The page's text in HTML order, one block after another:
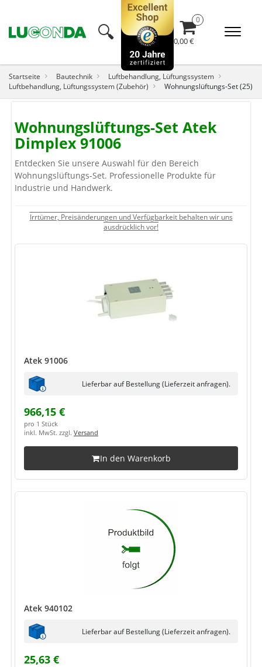
🔍︎ 0,00 €
Startseite Bautechnik
Luftbehandlung, Lüftungssystem
Luftbehandlung, Lüftungssystem (Zubehör)
Wohnungslüftungs-Set (25)
Wohnungslüftungs-Set Atek
Dimplex 91006
Entdecken Sie unsere Auswahl für den Bereich
Wohnungslüftungs-Set. Professionelle Produkte für
Industrie und Handwerk.
Irrtümer, Preisänderungen und Verfügbarkeit behalten wir uns
ausdrücklich vor!
Atek 91006
Lieferbar auf Bestellung (Lieferzeit anfragen).
966,15 €
pro 1 Stück
inkl. MwSt. zzgl. Versand
In den Warenkorb
Atek 940102
Lieferbar auf Bestellung (Lieferzeit anfragen).
25,63 €